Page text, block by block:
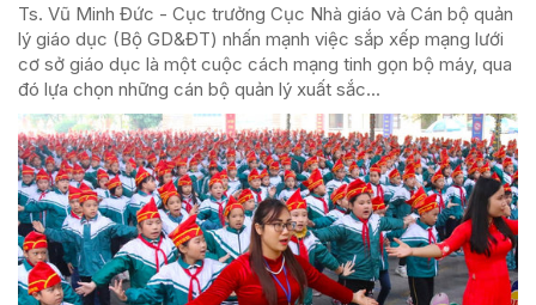
Ts. Vũ Minh Đức - Cục trưởng Cục Nhà giáo và Cán bộ quản
lý giáo dục (Bộ GD&ĐT) nhấn mạnh việc sắp xếp mạng lưới
cơ sở giáo dục là một cuộc cách mạng tinh gọn bộ máy, qua
đó lựa chọn những cán bộ quản lý xuất sắc...